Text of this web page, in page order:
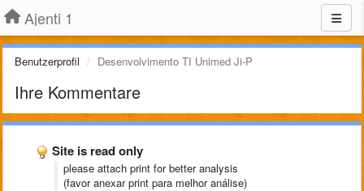
Ajenti 1
Benutzerprofil Desenvolvimento TI Unimed Ji-P
Ihre Kommentare
Site is read only
please attach print for better analysis
(favor anexar print para melhor análise)